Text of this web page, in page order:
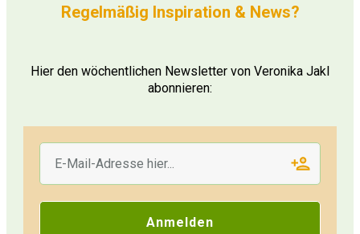
Regelmäßig Inspiration & News?
Hier den wöchentlichen Newsletter von Veronika Jakl
abonnieren:
Anmelden